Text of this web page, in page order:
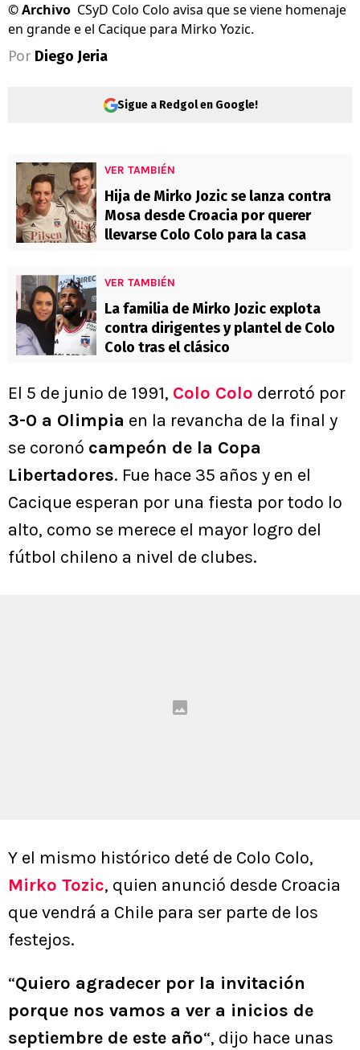
©Archivo CSyD Colo Colo avisa que se viene homenaje
en grande e el Cacique para Mirko Yozic.
Por Diego Jeria
Sigue a Redgol en Google!
VER TAMBIÉN
Hija de Mirko Jozic se lanza contra
Mosa desde Croacia por querer
llevarse Colo Colo para la casa
VER TAMBIÉN
La familia de Mirko Jozic explota
contra dirigentes y plantel de Colo
Colo tras el clásico
El 5 de junio de 1991, Colo Colo derrotó por
3-0 a Olimpia en la revancha de la final y
se coronó campeón de la Copa
Libertadores. Fue hace 35 años y en el
Cacique esperan por una fiesta por todo lo
alto, como se merece el mayor logro del
fútbol chileno a nivel de clubes.
Y el mismo histórico deté de Colo Colo,
Mirko Tozic, quien anunció desde Croacia
que vendrá a Chile para ser parte de los
festejos.
“Quiero agradecer por la invitación
porque nos vamos a ver a inicios de
septiembre de este año“, dijo hace unas